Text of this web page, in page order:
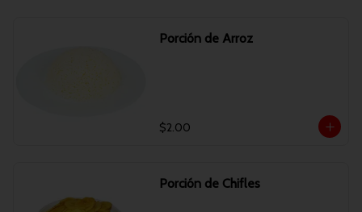
Porción de Arroz
$2.00
Porción de Chifles